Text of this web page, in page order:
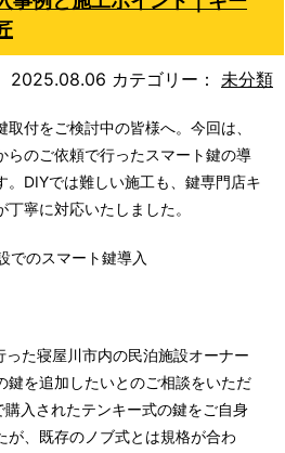
2025.08.06 カテゴリー： 未分類
付をご検討中の皆様へ。今回は、
らのご依頼で行ったスマート鍵の導
。DIYでは難しい施工も、鍵専門店キ
寧に対応いたしました。
でのスマート鍵導入
った寝屋川市内の民泊施設オーナー
鍵を追加したいとのご相談をいただ
入されたテンキー式の鍵をご自身
が、既存のノブ式とは規格が合わ